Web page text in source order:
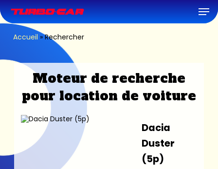
to
main
content
Accueil »Rechercher
Moteur de recherche
pour location de voiture
Dacia
Duster
(5p)